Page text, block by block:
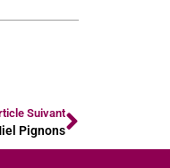
Suivant
Pignons